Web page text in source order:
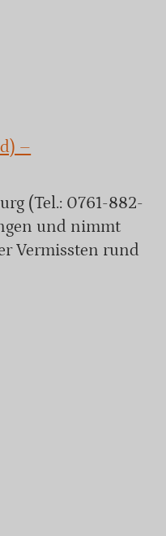
–
(Tel.: 0761-882-
und nimmt
Vermissten rund